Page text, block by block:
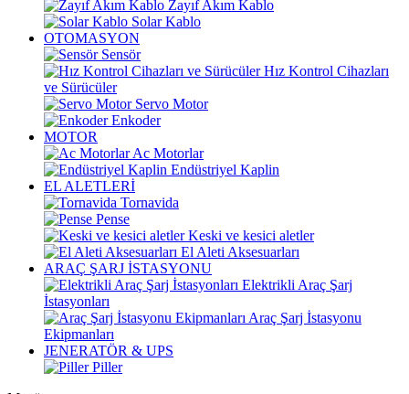
Zayıf Akım Kablo
Solar Kablo
OTOMASYON
Sensör
Hız Kontrol Cihazları
ve Sürücüler
Servo Motor
Enkoder
MOTOR
Ac Motorlar
Endüstriyel Kaplin
EL ALETLERİ
Tornavida
Pense
Keski ve kesici aletler
El Aleti Aksesuarları
ARAÇ ŞARJ İSTASYONU
Elektrikli Araç Şarj
İstasyonları
Araç Şarj İstasyonu
Ekipmanları
JENERATÖR & UPS
Piller